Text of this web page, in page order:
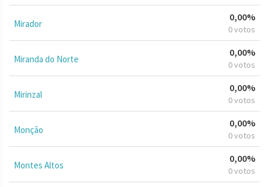
Mirador
0,00%
0 votos
Miranda do Norte
0,00%
0 votos
Mirinzal
0,00%
0 votos
Monção
0,00%
0 votos
Montes Altos
0,00%
0 votos